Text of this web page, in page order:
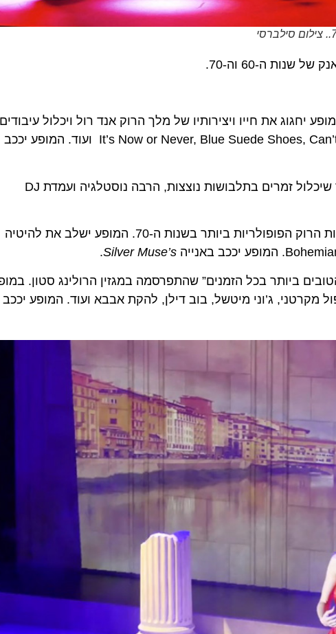
ה-60 וה-70.
את חייו ויצירותיו של מלך הרוק אנד רול ויכלול עיבודים
חדשים ומעניינים לקלאסיקות האהובות ביניהן: ,It’s Now or Never, Blue Suede Shoes, Can’t Help Falling in Love ועוד. המופע יככב
– מופע נוסטלגי עם הלהיטים הגדולים ביותר שיכלול זמרים בתלבושות נוצצות, הרבה נוסטלגיה ועמדת DJ
, אחת מלהקות הרוק הפופולריות ביותר בשנות ה-70. המופע ישלב את להיטיה
Silver Muse’s
.
בכל הזמנים” שהתפרסמה במגזין הרולינג סטון. במופע
ג’וני מיטשל, בוב דילן, להקת אבבא ועוד. המופע יככב